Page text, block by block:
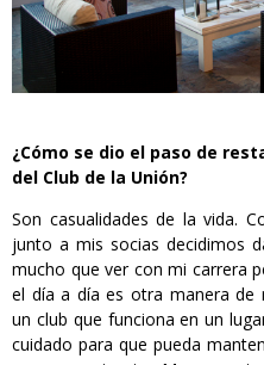
¿Cómo se dio el paso de
del Club de la Unión?
Son casualidades de la vida.
junto a mis socias decidimos
mucho que ver con mi carrera
el día a día es otra manera de
un club que funciona en un
cuidado para que pueda